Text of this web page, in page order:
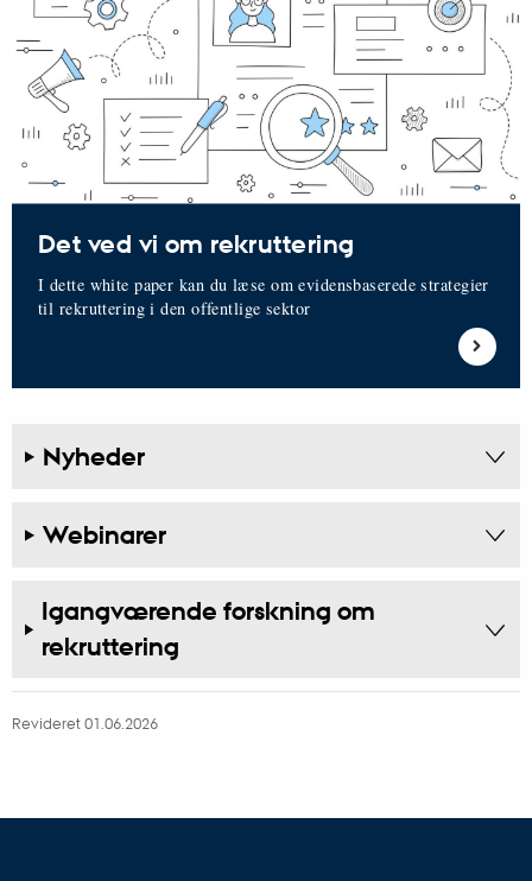
Det ved vi om rekruttering
I dette white paper kan du læse om evidensbaserede strategier
til rekruttering i den offentlige sektor
Nyheder
Webinarer
Igangværende forskning om
rekruttering
Revideret 01.06.2026